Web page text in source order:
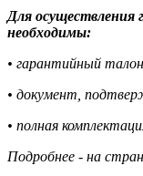
Для осуществления
необходимы:
• гарантийный
• документ,
• полная
Подробнее - на